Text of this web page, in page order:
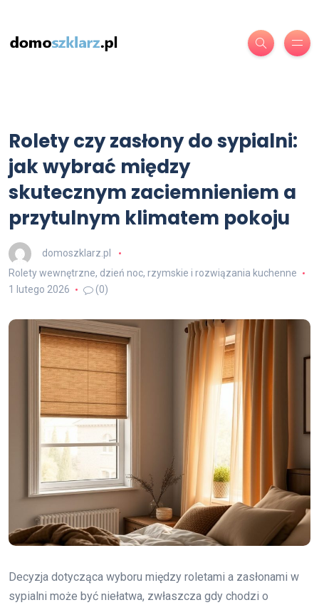
Rolety czy zasłony do sypialni:
jak wybrać między
skutecznym zaciemnieniem a
przytulnym klimatem pokoju
domoszklarz.pl
Rolety wewnętrzne, dzień noc, rzymskie i rozwiązania kuchenne
1 lutego 2026
(0)
Decyzja dotycząca wyboru między roletami a zasłonami w
sypialni może być niełatwa, zwłaszcza gdy chodzi o